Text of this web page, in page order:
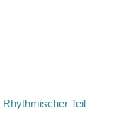
Rhythmischer Teil